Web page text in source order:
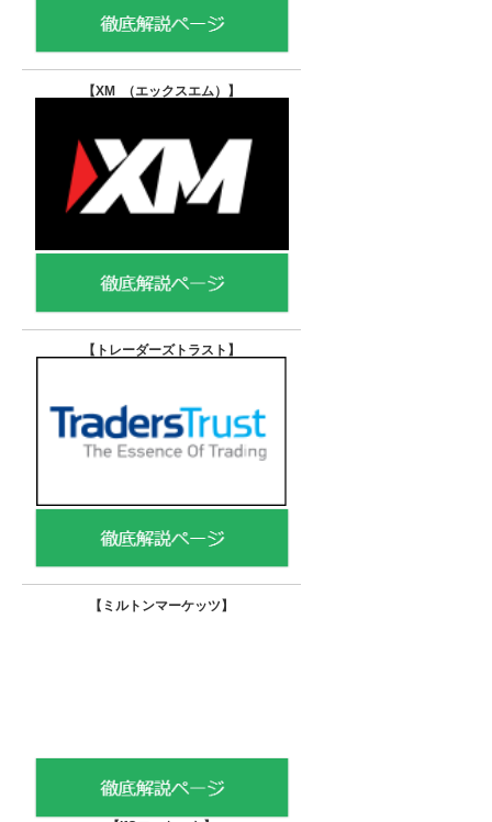
【XM （エックスエム） 】
【トレーダーズトラスト 】
【 ミルトンマーケッツ】